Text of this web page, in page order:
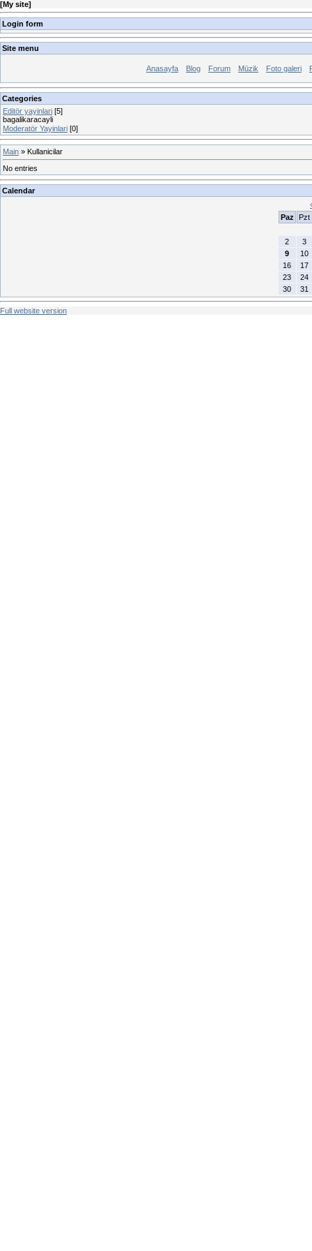
[My site]
Login form
Site menu
Anasayfa Blog Forum Müzik Foto galeri
Categories
Editör yayinlari [5]
bagalikaracayli
Moderatör Yayinlari [0]
Main » Kullanicilar
No entries
Calendar
Paz
Pzt
2
3
9
10
16
17
23
24
30
31
Full website version